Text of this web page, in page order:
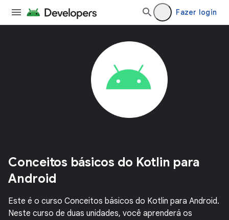
Fazer login
Conceitos básicos do Kotlin para
Android
Este é o curso Conceitos básicos do Kotlin para Android.
Neste curso de duas unidades, você aprenderá os